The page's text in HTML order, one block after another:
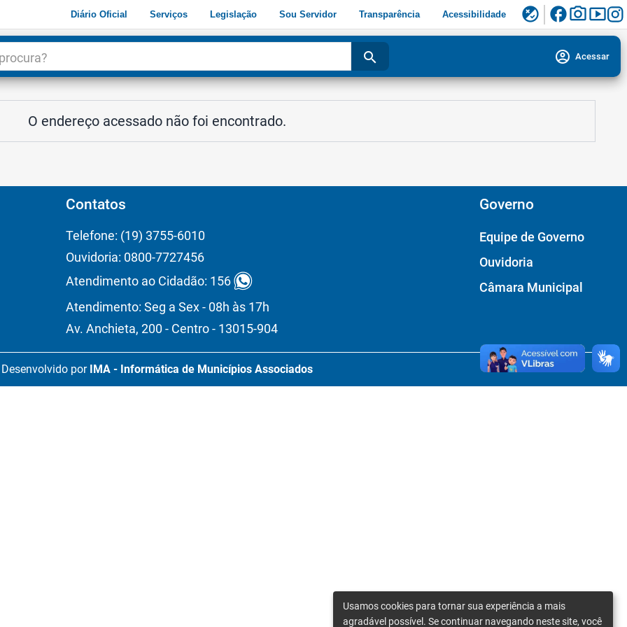
Diário Oficial Serviços Legislação Sou Servidor Transparência Acessibilidade flaky facebookphoto_camerasmart_display
search account_circle Acessar
O endereço acessado não foi encontrado.
Contatos
Telefone: (19) 3755-6010
Ouvidoria: 0800-7727456
Atendimento ao Cidadão: 156
Atendimento: Seg a Sex - 08h às 17h
Av. Anchieta, 200 - Centro - 13015-904
Governo
Equipe de Governo
Ouvidoria
Câmara Municipal
Desenvolvido por IMA - Informática de Municípios Associados
Usamos cookies para tornar sua experiência a mais
agradável possível. Se continuar navegando neste site, você